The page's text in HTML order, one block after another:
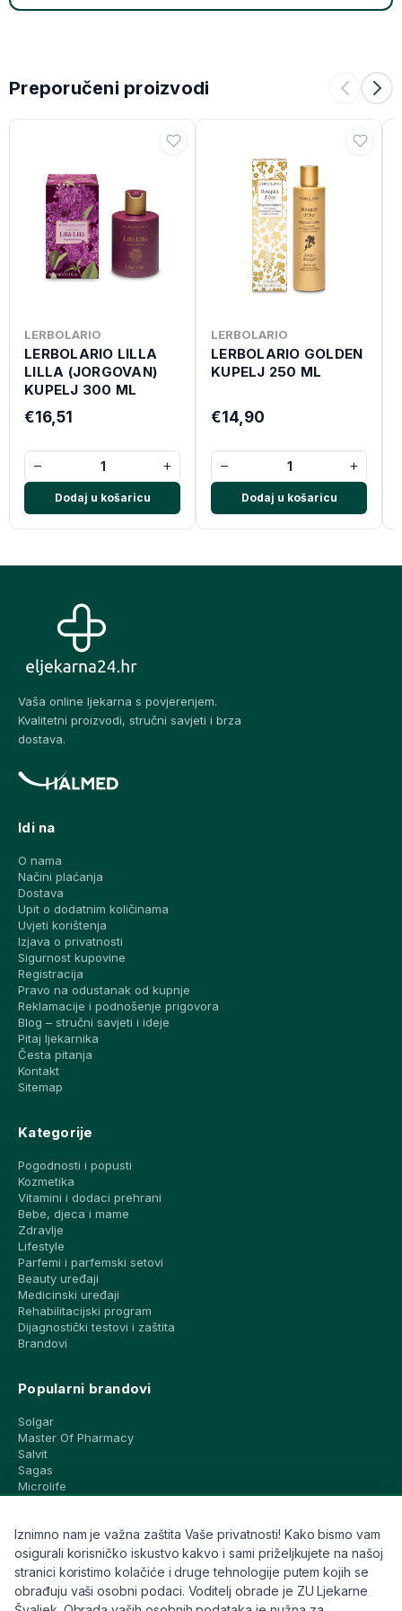
Preporučeni proizvodi
LERBOLARIO
LERBOLARIO LILLA
LILLA (JORGOVAN)
KUPELJ 300 ML
€16,51
− +
Dodaj u košaricu
LERBOLARIO
LERBOLARIO GOLDEN
KUPELJ 250 ML
€14,90
− +
Dodaj u košaricu
Vaša online ljekarna s povjerenjem.
Kvalitetni proizvodi, stručni savjeti i brza
dostava.
Idi na
O nama
Načini plaćanja
Dostava
Upit o dodatnim količinama
Uvjeti korištenja
Izjava o privatnosti
Sigurnost kupovine
Registracija
Pravo na odustanak od kupnje
Reklamacije i podnošenje prigovora
Blog – stručni savjeti i ideje
Pitaj ljekarnika
Česta pitanja
Kontakt
Sitemap
Kategorije
Pogodnosti i popusti
Kozmetika
Vitamini i dodaci prehrani
Bebe, djeca i mame
Zdravlje
Lifestyle
Parfemi i parfemski setovi
Beauty uređaji
Medicinski uređaji
Rehabilitacijski program
Dijagnostički testovi i zaštita
Brandovi
Popularni brandovi
Solgar
Master Of Pharmacy
Salvit
Sagas
Microlife
CeraVe
Eucerin
Avene
Bioderma
Svi brandovi
Iznimno nam je važna zaštita Vaše privatnosti! Kako bismo vam
osigurali korisničko iskustvo kakvo i sami priželjkujete na našoj
stranici koristimo kolačiće i druge tehnologije putem kojih se
obrađuju vaši osobni podaci. Voditelj obrade je ZU Ljekarne